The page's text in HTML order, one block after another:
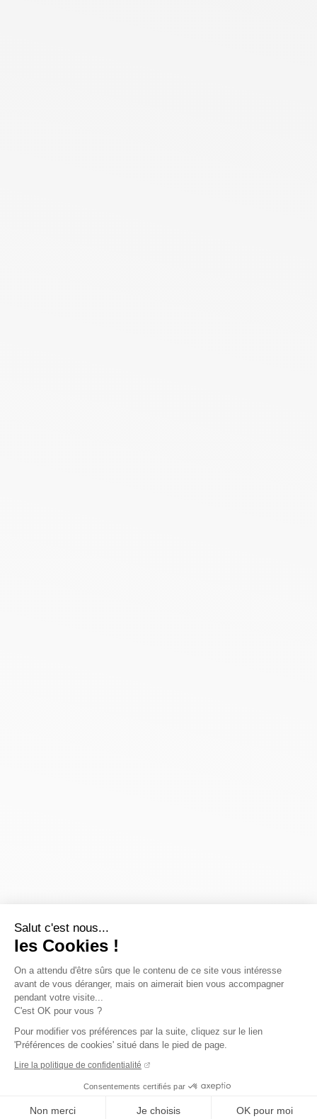
Salut c'est nous...
les Cookies !
On a attendu d'être sûrs que le contenu de ce site vous intéresse
avant de vous déranger, mais on aimerait bien vous accompagner
pendant votre visite...
C'est OK pour vous ?
Pour modifier vos préférences par la suite, cliquez sur le lien
'Préférences de cookies' situé dans le pied de page.
Lire la politique de confidentialité
Consentements certifiés par
Non merci Je choisis OK pour moi